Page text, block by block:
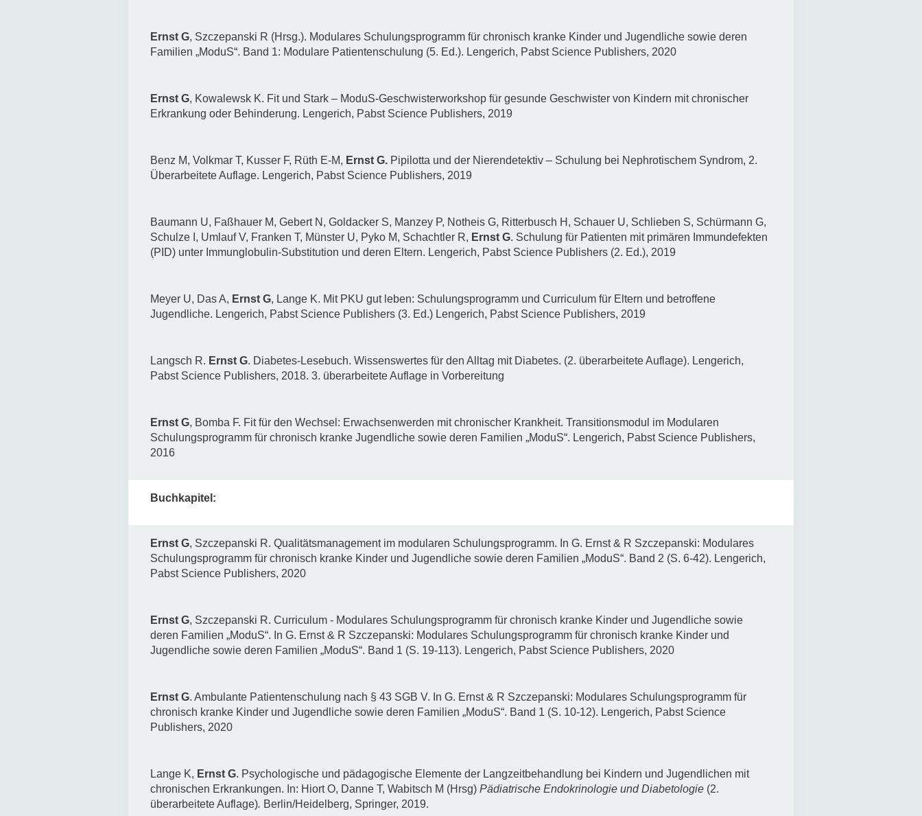
Ernst G, Szczepanski R (Hrsg.). Modulares Schulungsprogramm für chronisch kranke Kinder und Jugendliche sowie deren
Familien „ModuS“. Band 1: Modulare Patientenschulung (5. Ed.). Lengerich, Pabst Science Publishers, 2020
Ernst G, Kowalewsk K. Fit und Stark – ModuS-Geschwisterworkshop für gesunde Geschwister von Kindern mit chronischer
Erkrankung oder Behinderung. Lengerich, Pabst Science Publishers, 2019
Benz M, Volkmar T, Kusser F, Rüth E-M, Ernst G. Pipilotta und der Nierendetektiv – Schulung bei Nephrotischem Syndrom, 2.
Überarbeitete Auflage. Lengerich, Pabst Science Publishers, 2019
Baumann U, Faßhauer M, Gebert N, Goldacker S, Manzey P, Notheis G, Ritterbusch H, Schauer U, Schlieben S, Schürmann G,
Schulze I, Umlauf V, Franken T, Münster U, Pyko M, Schachtler R, Ernst G. Schulung für Patienten mit primären Immundefekten
(PID) unter Immunglobulin-Substitution und deren Eltern. Lengerich, Pabst Science Publishers (2. Ed.), 2019
Meyer U, Das A, Ernst G, Lange K. Mit PKU gut leben: Schulungsprogramm und Curriculum für Eltern und betroffene
Jugendliche. Lengerich, Pabst Science Publishers (3. Ed.) Lengerich, Pabst Science Publishers, 2019
Langsch R. Ernst G. Diabetes-Lesebuch. Wissenswertes für den Alltag mit Diabetes. (2. überarbeitete Auflage). Lengerich,
Pabst Science Publishers, 2018. 3. überarbeitete Auflage in Vorbereitung
Ernst G, Bomba F. Fit für den Wechsel: Erwachsenwerden mit chronischer Krankheit. Transitionsmodul im Modularen
Schulungsprogramm für chronisch kranke Jugendliche sowie deren Familien „ModuS“. Lengerich, Pabst Science Publishers,
2016
Buchkapitel:
Ernst G, Szczepanski R. Qualitätsmanagement im modularen Schulungsprogramm. In G. Ernst & R Szczepanski: Modulares
Schulungsprogramm für chronisch kranke Kinder und Jugendliche sowie deren Familien „ModuS“. Band 2 (S. 6-42). Lengerich,
Pabst Science Publishers, 2020
Ernst G, Szczepanski R. Curriculum - Modulares Schulungsprogramm für chronisch kranke Kinder und Jugendliche sowie
deren Familien „ModuS“. In G. Ernst & R Szczepanski: Modulares Schulungsprogramm für chronisch kranke Kinder und
Jugendliche sowie deren Familien „ModuS“. Band 1 (S. 19-113). Lengerich, Pabst Science Publishers, 2020
Ernst G. Ambulante Patientenschulung nach § 43 SGB V. In G. Ernst & R Szczepanski: Modulares Schulungsprogramm für
chronisch kranke Kinder und Jugendliche sowie deren Familien „ModuS“. Band 1 (S. 10-12). Lengerich, Pabst Science
Publishers, 2020
Lange K, Ernst G. Psychologische und pädagogische Elemente der Langzeitbehandlung bei Kindern und Jugendlichen mit
chronischen Erkrankungen. In: Hiort O, Danne T, Wabitsch M (Hrsg) Pädiatrische Endokrinologie und Diabetologie (2.
überarbeitete Auflage). Berlin/Heidelberg, Springer, 2019.